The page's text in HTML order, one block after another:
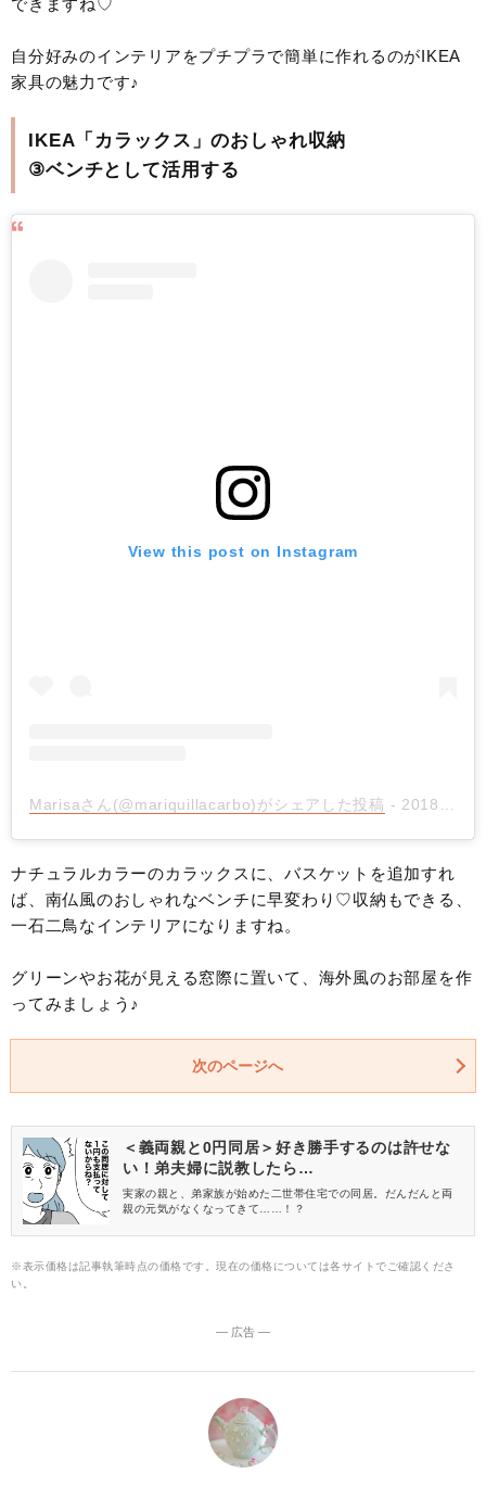
できますね♡
自分好みのインテリアをプチプラで簡単に作れるのがIKEA
家具の魅力です♪
IKEA「カラックス」のおしゃれ収納
③ベンチとして活用する
View this post on Instagram
Marisaさん(@mariquillacarbo)がシェアした投稿 - 2018年 8月月26日午前4時00分PDT
ナチュラルカラーのカラックスに、バスケットを追加すれ
ば、南仏風のおしゃれなベンチに早変わり♡収納もできる、
一石二鳥なインテリアになりますね。
グリーンやお花が見える窓際に置いて、海外風のお部屋を作
ってみましょう♪
次のページへ
＜義両親と0円同居＞好き勝手するのは許せな
い！弟夫婦に説教したら…
実家の親と、弟家族が始めた二世帯住宅での同居。だんだんと両
親の元気がなくなってきて……！？
※表示価格は記事執筆時点の価格です。現在の価格については各サイトでご確認くださ
い。
― 広告 ―